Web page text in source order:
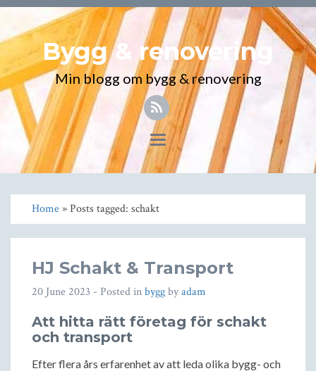
Bygg & renovering
Min blogg om bygg & renovering
Toggle
navigation
Home» Posts tagged: schakt
HJ Schakt & Transport
20 June 2023 - Posted inbyggbyadam
Att hitta rätt företag för schakt
och transport
Efter flera års erfarenhet av att leda olika bygg- och